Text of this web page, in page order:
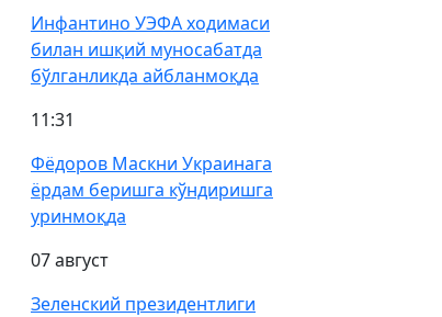
Инфантино УЭФА ходимаси
билан ишқий муносабатда
бўлганликда айбланмоқда
11:31
Фёдоров Маскни Украинага
ёрдам беришга кўндиришга
уринмоқда
07 август
Зеленский президентлиги